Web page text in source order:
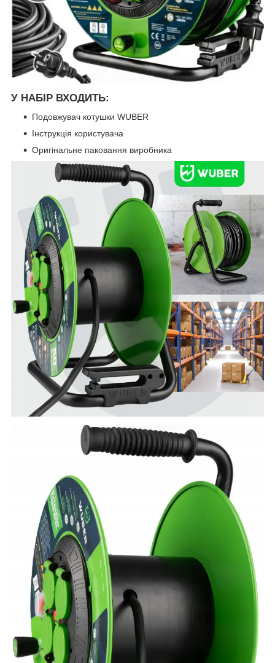
У НАБІР ВХОДИТЬ:
Подовжувач котушки WUBER
Інструкція користувача
Оригінальне паковання виробника